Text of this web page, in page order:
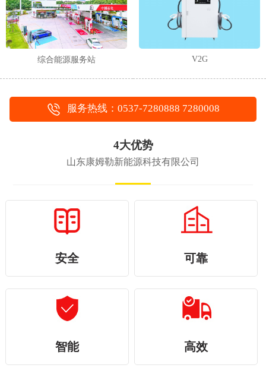
综合能源服务站 V2G
服务热线：0537-7280888 7280008
4大优势
山东康姆勒新能源科技有限公司
安全 可靠
智能 高效